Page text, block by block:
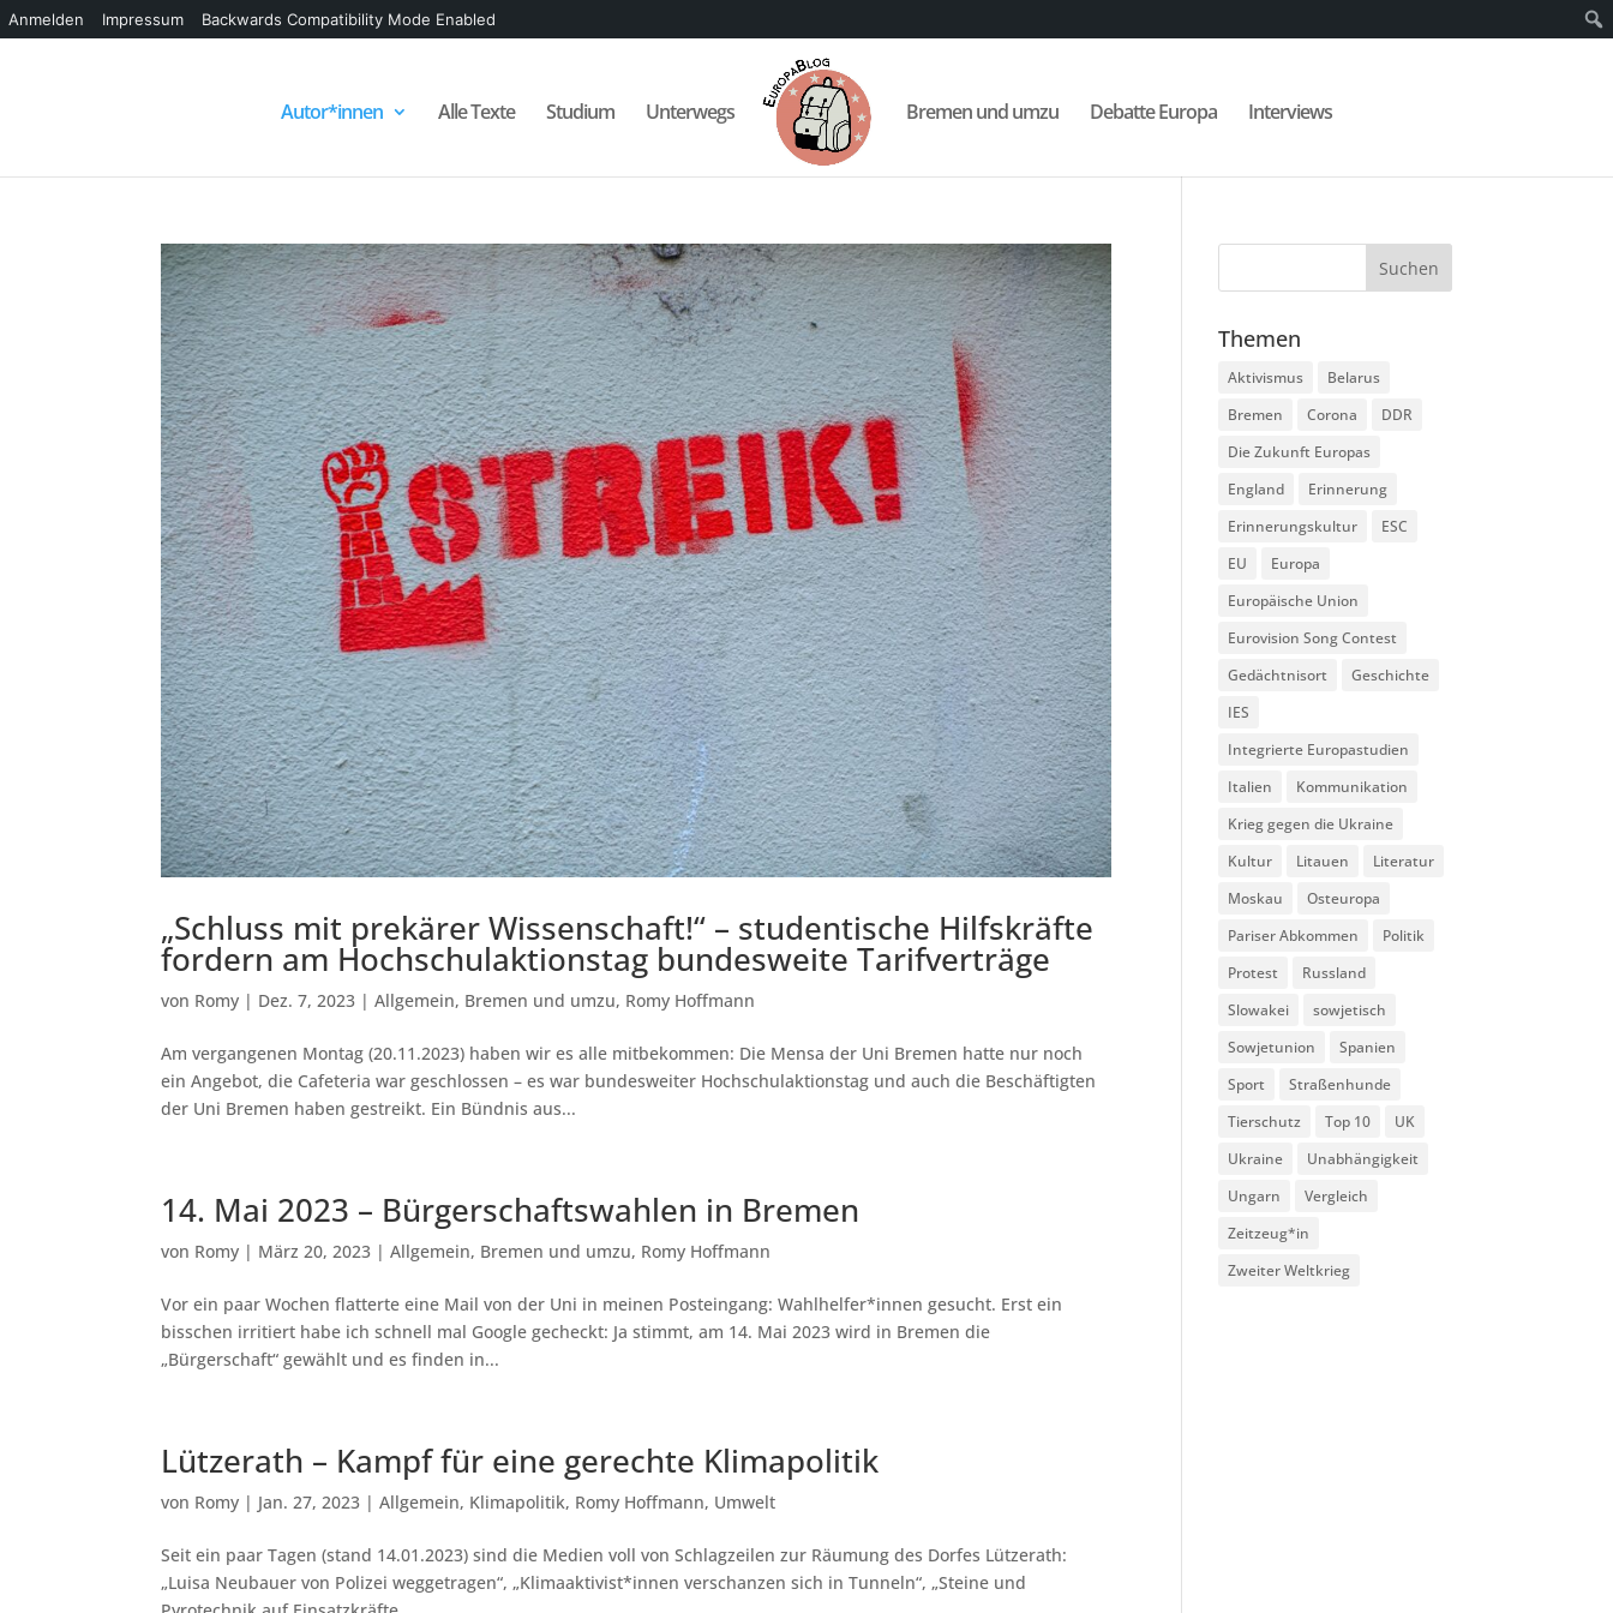
Anmelden Impressum Backwards Compatibility Mode Enabled
Autor*innen Alle Texte Studium Unterwegs Bremen und umzu Debatte Europa Interviews
„Schluss mit prekärer Wissenschaft!“ – studentische Hilfskräfte
fordern am Hochschulaktionstag bundesweite Tarifverträge
von Romy | Dez. 7, 2023 |Allgemein, Bremen und umzu, Romy Hoffmann
Am vergangenen Montag (20.11.2023) haben wir es alle mitbekommen: Die Mensa der Uni Bremen hatte nur noch
ein Angebot, die Cafeteria war geschlossen – es war bundesweiter Hochschulaktionstag und auch die Beschäftigten
der Uni Bremen haben gestreikt. Ein Bündnis aus...
14. Mai 2023 – Bürgerschaftswahlen in Bremen
von Romy | März 20, 2023 |Allgemein, Bremen und umzu, Romy Hoffmann
Vor ein paar Wochen flatterte eine Mail von der Uni in meinen Posteingang: Wahlhelfer*innen gesucht. Erst ein
bisschen irritiert habe ich schnell mal Google gecheckt: Ja stimmt, am 14. Mai 2023 wird in Bremen die
„Bürgerschaft“ gewählt und es finden in...
Lützerath – Kampf für eine gerechte Klimapolitik
von Romy | Jan. 27, 2023 |Allgemein, Klimapolitik, Romy Hoffmann, Umwelt
Seit ein paar Tagen (stand 14.01.2023) sind die Medien voll von Schlagzeilen zur Räumung des Dorfes Lützerath:
„Luisa Neubauer von Polizei weggetragen“, „Klimaaktivist*innen verschanzen sich in Tunneln“, „Steine und
Themen
Aktivismus
Belarus
Bremen
Corona
DDR
Die Zukunft Europas
England
Erinnerung
Erinnerungskultur
ESC
EU
Europa
Europäische Union
Eurovision Song Contest
Gedächtnisort
Geschichte
IES
Integrierte Europastudien
Italien
Kommunikation
Krieg gegen die Ukraine
Kultur
Litauen
Literatur
Moskau
Osteuropa
Pariser Abkommen
Politik
Protest
Russland
Slowakei
sowjetisch
Sowjetunion
Spanien
Sport
Straßenhunde
Tierschutz
Top 10
UK
Ukraine
Unabhängigkeit
Ungarn
Vergleich
Zeitzeug*in
Zweiter Weltkrieg